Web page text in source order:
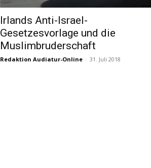
Irlands Anti-Israel-
Gesetzesvorlage und die
Muslimbruderschaft
Redaktion Audiatur-Online - 31. Juli 2018